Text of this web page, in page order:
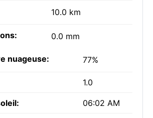
10.0 km
0.0 mm
nuageuse: 77%
1.0
06:02 AM